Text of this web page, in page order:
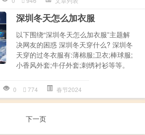
深圳冬天怎么加衣服
以下围绕“深圳冬天怎么加衣服”主题解
决网友的困惑 深圳冬天穿什么? 深圳冬
天穿的过冬衣服有:薄棉服;卫衣;棒球服;
小香风外套;牛仔外套;刺绣衬衫等等。
0 774 春节2024
下一页